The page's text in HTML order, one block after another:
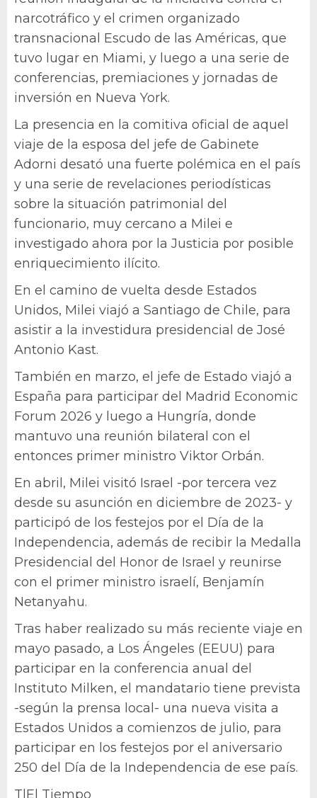
narcotráfico y el crimen organizado
transnacional Escudo de las Américas, que
tuvo lugar en Miami, y luego a una serie de
conferencias, premiaciones y jornadas de
inversión en Nueva York.
La presencia en la comitiva oficial de aquel
viaje de la esposa del jefe de Gabinete
Adorni desató una fuerte polémica en el país
y una serie de revelaciones periodísticas
sobre la situación patrimonial del
funcionario, muy cercano a Milei e
investigado ahora por la Justicia por posible
enriquecimiento ilícito.
En el camino de vuelta desde Estados
Unidos, Milei viajó a Santiago de Chile, para
asistir a la investidura presidencial de José
Antonio Kast.
También en marzo, el jefe de Estado viajó a
España para participar del Madrid Economic
Forum 2026 y luego a Hungría, donde
mantuvo una reunión bilateral con el
entonces primer ministro Viktor Orbán.
En abril, Milei visitó Israel -por tercera vez
desde su asunción en diciembre de 2023- y
participó de los festejos por el Día de la
Independencia, además de recibir la Medalla
Presidencial del Honor de Israel y reunirse
con el primer ministro israelí, Benjamín
Netanyahu.
Tras haber realizado su más reciente viaje en
mayo pasado, a Los Ángeles (EEUU) para
participar en la conferencia anual del
Instituto Milken, el mandatario tiene prevista
-según la prensa local- una nueva visita a
Estados Unidos a comienzos de julio, para
participar en los festejos por el aniversario
250 del Día de la Independencia de ese país.
T|El Tiempo